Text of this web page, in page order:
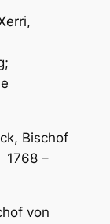
Bischof
–
von